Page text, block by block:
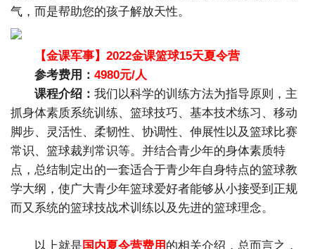
气，而是帮助您的孩子解放天性。
【金课军事】2022金课篮球15天夏令营
参考费用： 4980元/人
课程介绍： 我们以科学的训练方法为指导原则，主
抓身体素质系统训练、篮球技巧、基本技术练习、移动
脚步、灵活性、柔韧性、协调性、伸展性以及篮球比赛
常识、篮球裁判常识等。并结合青少年的身体素质特
点，总结制定出的一套适合于青少年自身特点的篮球教
学大纲，使广大青少年篮球爱好者能够从小接受到正规
而又系统的篮球技战术训练以及先进的篮球理念。
以上就是 国内夏令营费用 的相关介绍，总而言之，